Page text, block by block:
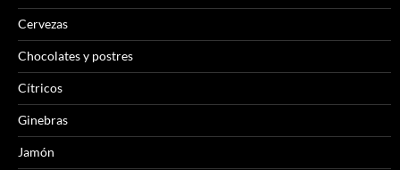
Cervezas
Chocolates y postres
Cítricos
Ginebras
Jamón